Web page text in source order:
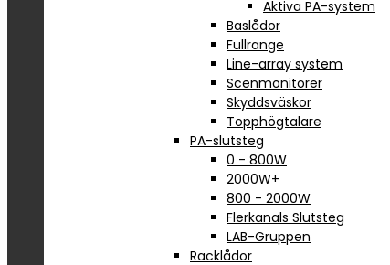
Aktiva PA-system
Baslådor
Fullrange
Line-array system
Scenmonitorer
Skyddsväskor
Topphögtalare
PA-slutsteg
0 - 800W
2000W+
800 - 2000W
Flerkanals Slutsteg
LAB-Gruppen
Racklådor